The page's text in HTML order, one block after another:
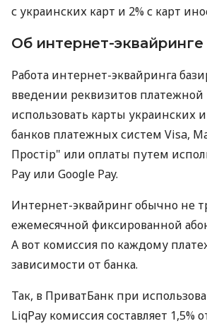
с украинских карт и 2% с карт
Об интернет-эквайринге
Работа интернет-эквайринга
введении реквизитов
использовать карты украинских
банков платежных систем Visa,
Простір" или оплаты путем
Pay или Google Pay.
Интернет-эквайринг обычно не
ежемесячной фиксированной
А вот комиссия по каждому
зависимости от банка.
Так, в ПриватБанк при
LiqPay комиссия составляет 1,5%